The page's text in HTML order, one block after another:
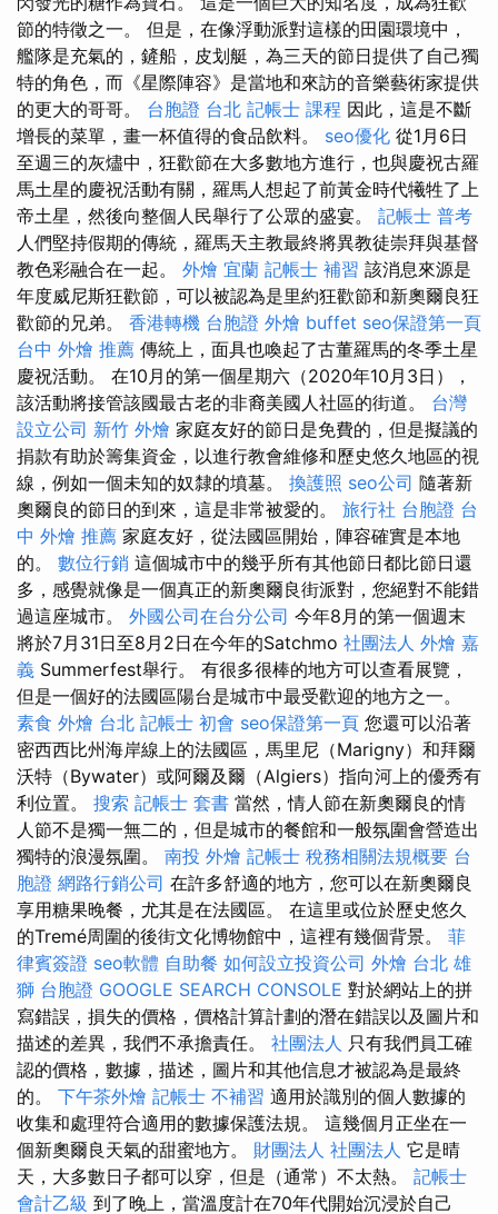
節的特徵之一。 但是，在像浮動派對這樣的田園環境中，
艦隊是充氣的，鏟船，皮划艇，為三天的節日提供了自己獨
特的角色，而《星際陣容》是當地和來訪的音樂藝術家提供
的更大的哥哥。 台胞證 台北 記帳士 課程 因此，這是不斷
增長的菜單，畫一杯值得的食品飲料。 seo優化 從1月6日
至週三的灰燼中，狂歡節在大多數地方進行，也與慶祝古羅
馬土星的慶祝活動有關，羅馬人想起了前黃金時代犧牲了上
帝土星，然後向整個人民舉行了公眾的盛宴。 記帳士 普考
人們堅持假期的傳統，羅馬天主教最終將異教徒崇拜與基督
教色彩融合在一起。 外燴 宜蘭 記帳士 補習 該消息來源是
年度威尼斯狂歡節，可以被認為是里約狂歡節和新奧爾良狂
歡節的兄弟。 香港轉機 台胞證 外燴 buffet seo保證第一頁
台中 外燴 推薦 傳統上，面具也喚起了古董羅馬的冬季土星
慶祝活動。 在10月的第一個星期六（2020年10月3日），
該活動將接管該國最古老的非裔美國人社區的街道。 台灣
設立公司 新竹 外燴 家庭友好的節日是免費的，但是擬議的
捐款有助於籌集資金，以進行教會維修和歷史悠久地區的視
線，例如一個未知的奴隸的墳墓。 換護照 seo公司 隨著新
奧爾良的節日的到來，這是非常被愛的。 旅行社 台胞證 台
中 外燴 推薦 家庭友好，從法國區開始，陣容確實是本地
的。 數位行銷 這個城市中的幾乎所有其他節日都比節日還
多，感覺就像是一個真正的新奧爾良街派對，您絕對不能錯
過這座城市。 外國公司在台分公司 今年8月的第一個週末
將於7月31日至8月2日在今年的Satchmo 社團法人 外燴 嘉
義 Summerfest舉行。 有很多很棒的地方可以查看展覽，
但是一個好的法國區陽台是城市中最受歡迎的地方之一。
素食 外燴 台北 記帳士 初會 seo保證第一頁 您還可以沿著
密西西比州海岸線上的法國區，馬里尼（Marigny）和拜爾
沃特（Bywater）或阿爾及爾（Algiers）指向河上的優秀有
利位置。 搜索 記帳士 套書 當然，情人節在新奧爾良的情
人節不是獨一無二的，但是城市的餐館和一般氛圍會營造出
獨特的浪漫氛圍。 南投 外燴 記帳士 稅務相關法規概要 台
胞證 網路行銷公司 在許多舒適的地方，您可以在新奧爾良
享用糖果晚餐，尤其是在法國區。 在這里或位於歷史悠久
的Tremé周圍的後街文化博物館中，這裡有幾個背景。 菲
律賓簽證 seo軟體 自助餐 如何設立投資公司 外燴 台北 雄
獅 台胞證 GOOGLE SEARCH CONSOLE 對於網站上的拼
寫錯誤，損失的價格，價格計算計劃的潛在錯誤以及圖片和
描述的差異，我們不承擔責任。 社團法人 只有我們員工確
認的價格，數據，描述，圖片和其他信息才被認為是最終
的。 下午茶外燴 記帳士 不補習 適用於識別的個人數據的
收集和處理符合適用的數據保護法規。 這幾個月正坐在一
個新奧爾良天氣的甜蜜地方。 財團法人 社團法人 它是晴
天，大多數日子都可以穿，但是（通常）不太熱。 記帳士
會計乙級 到了晚上，當溫度計在70年代開始沉浸於自己